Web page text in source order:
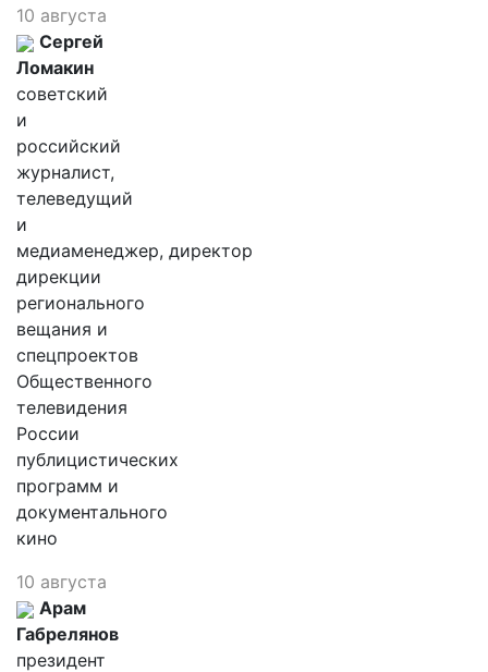
10 августа
Сергей
Ломакин
советский
и
российский
журналист,
телеведущий
и
медиаменеджер, директор
дирекции
регионального
вещания и
спецпроектов
Общественного
телевидения
России
публицистических
программ и
документального
кино
10 августа
Арам
Габрелянов
президент